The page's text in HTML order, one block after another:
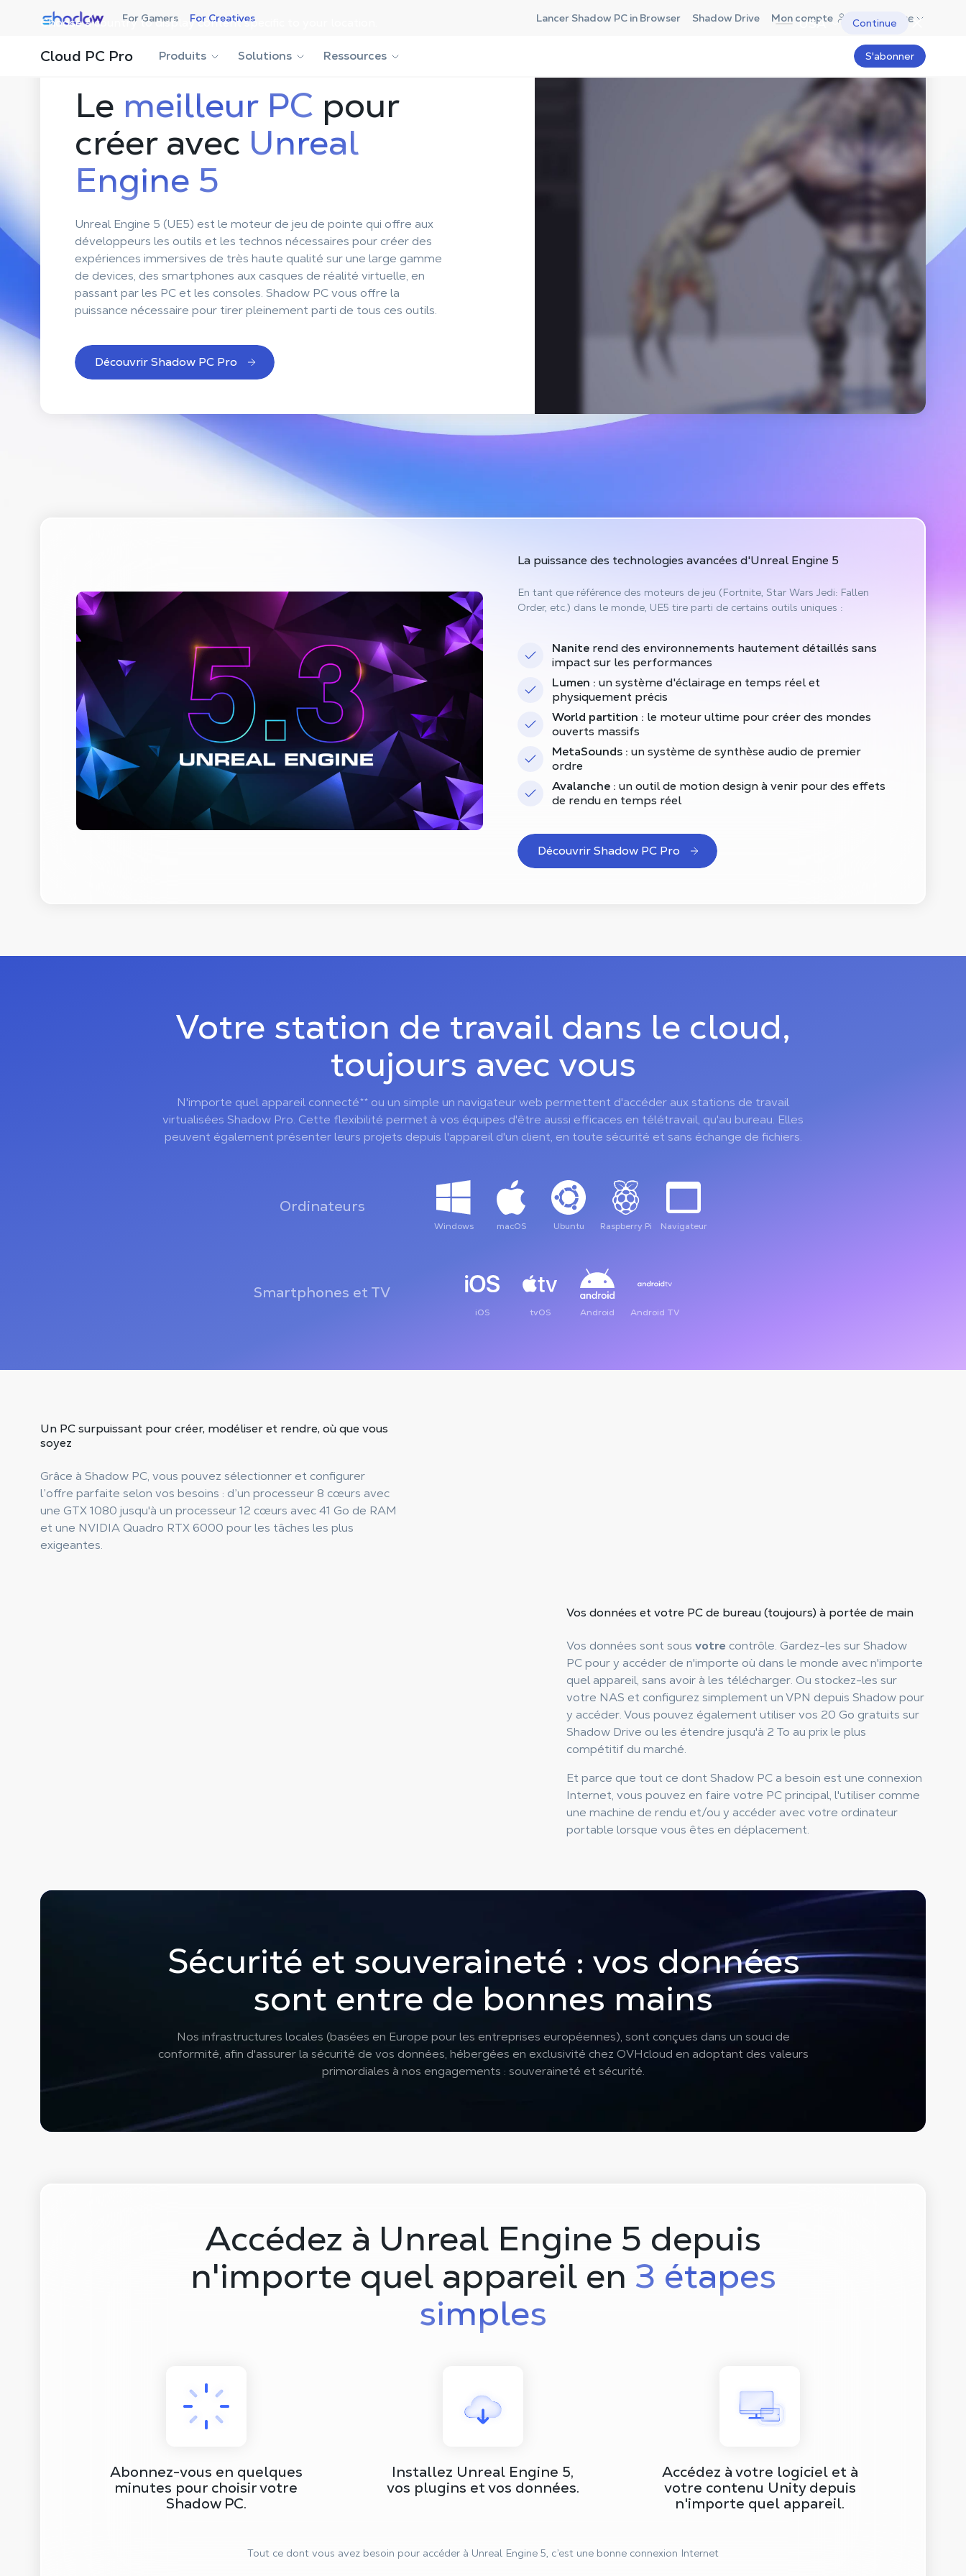
Choose a country to display content specific to your location. USA Continue
Shadow.tech For Gamers For Creatives Lancer Shadow PC in Browser Shadow Drive Mon compte France
Cloud PC Pro Produits Solutions Ressources S'abonner
Le meilleur PC pour
créer avec Unreal
Engine 5
Unreal Engine 5 (UE5) est le moteur de jeu de pointe qui offre aux
développeurs les outils et les technos nécessaires pour créer des
expériences immersives de très haute qualité sur une large gamme
de devices, des smartphones aux casques de réalité virtuelle, en
passant par les PC et les consoles. Shadow PC vous offre la
puissance nécessaire pour tirer pleinement parti de tous ces outils.
Découvrir Shadow PC Pro
La puissance des technologies avancées d'Unreal Engine 5
En tant que référence des moteurs de jeu (Fortnite, Star Wars Jedi: Fallen
Order, etc.) dans le monde, UE5 tire parti de certains outils uniques :
Nanite rend des environnements hautement détaillés sans
impact sur les performances
Lumen : un système d'éclairage en temps réel et
physiquement précis
World partition : le moteur ultime pour créer des mondes
ouverts massifs
MetaSounds : un système de synthèse audio de premier
ordre
Avalanche : un outil de motion design à venir pour des effets
de rendu en temps réel
Découvrir Shadow PC Pro
Votre station de travail dans le cloud,
toujours avec vous
N'importe quel appareil connecté** ou un simple un navigateur web permettent d'accéder aux stations de travail
virtualisées Shadow Pro. Cette flexibilité permet à vos équipes d'être aussi efficaces en télétravail, qu'au bureau. Elles
peuvent également présenter leurs projets depuis l'appareil d'un client, en toute sécurité et sans échange de fichiers.
Ordinateurs
Windows macOS Ubuntu Raspberry Pi Navigateur
Smartphones et TV
iOS tvOS Android Android TV
Un PC surpuissant pourcréer, modéliser et rendre, où que vous
soyez
Grâce à Shadow PC, vous pouvez sélectionner et configurer
l’offre parfaite selon vos besoins : d’un processeur 8 cœurs avec
une GTX 1080 jusqu'à un processeur 12 cœurs avec 41 Go de RAM
et une NVIDIA Quadro RTX 6000 pour les tâches les plus
exigeantes.
Vos données et votre PC de bureau (toujours)à portée de main
Vos données sont sousvotre contrôle. Gardez-les sur Shadow
PC pour y accéder de n'importe où dans le monde avec n'importe
quel appareil, sans avoir à les télécharger. Ou stockez-les sur
votre NAS et configurez simplement un VPN depuis Shadow pour
y accéder. Vous pouvez également utiliser vos 20 Go gratuits sur
Shadow Drive ou les étendre jusqu'à 2 To au prix le plus
compétitif du marché.
Et parce que tout ce dont Shadow PC a besoin est une connexion
Internet, vous pouvez en faire votre PC principal, l'utiliser comme
une machine de rendu et/ou y accéder avec votre ordinateur
portable lorsque vous êtes en déplacement.
Sécurité et souveraineté : vos données
sont entre de bonnes mains
Nos infrastructures locales (basées en Europe pour les entreprises européennes), sont conçues dans un souci de
conformité, afin d'assurer la sécurité de vos données, hébergées en exclusivité chez OVHcloud en adoptant des valeurs
primordiales à nos engagements : souveraineté et sécurité.
Accédez à Unreal Engine 5 depuis
n'importe quel appareil en 3 étapes
simples
Abonnez-vous en quelques
minutes pour choisir votre
Shadow PC.
Installez Unreal Engine 5,
vos plugins et vos données.
Accédez à votre logiciel et à
votre contenu Unity depuis
n'importe quel appareil.
Tout ce dont vous avez besoin pour accéder à Unreal Engine 5, c’est une bonne connexion Internet